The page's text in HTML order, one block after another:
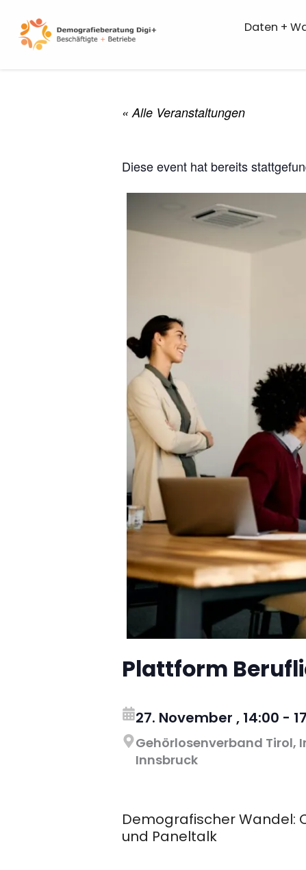
content
Daten +
« Alle Veranstaltungen
Diese event hat bereits
Plattform
27. November , 14:00 -
Gehörlosenverband Tirol,
Innsbruck
Demografischer Wandel:
und Paneltalk